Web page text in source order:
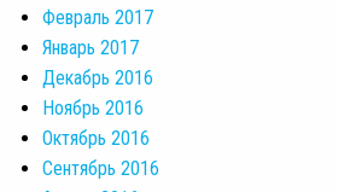
Февраль 2017
Январь 2017
Декабрь 2016
Ноябрь 2016
Октябрь 2016
Сентябрь 2016